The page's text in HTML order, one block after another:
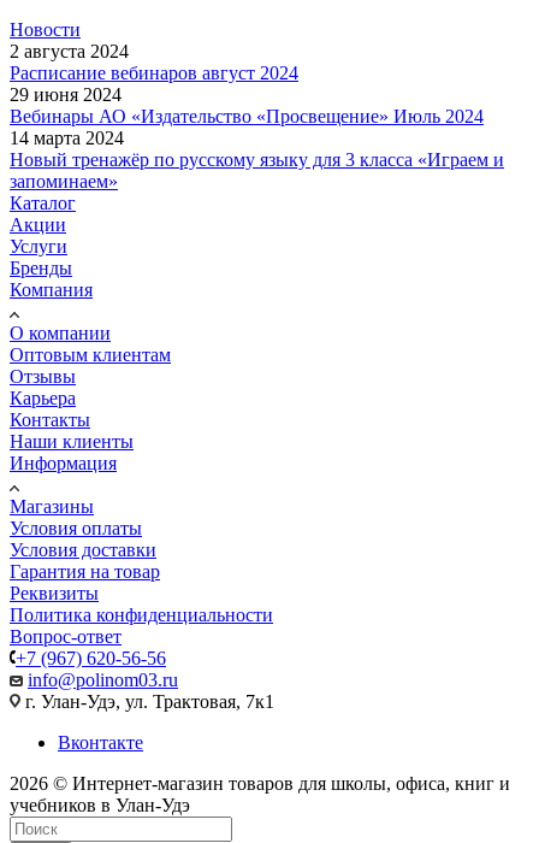
Новости
2 августа 2024
Расписание вебинаров август 2024
29 июня 2024
Вебинары АО «Издательство «Просвещение» Июль 2024
14 марта 2024
Новый тренажёр по русскому языку для 3 класса «Играем и
запоминаем»
Каталог
Акции
Услуги
Бренды
Компания
О компании
Оптовым клиентам
Отзывы
Карьера
Контакты
Наши клиенты
Информация
Магазины
Условия оплаты
Условия доставки
Гарантия на товар
Реквизиты
Политика конфиденциальности
Вопрос-ответ
+7 (967) 620-56-56
info@polinom03.ru
г. Улан-Удэ, ул. Трактовая, 7к1
Вконтакте
2026 © Интернет-магазин товаров для школы, офиса, книг и
учебников в Улан-Удэ